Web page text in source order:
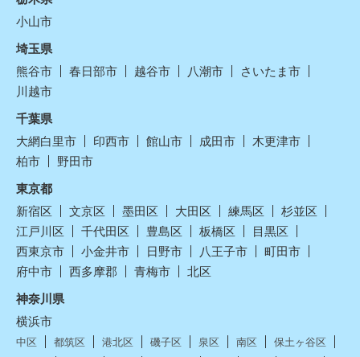
小山市
埼玉県
熊谷市
春日部市 越谷市 八潮市
さいたま市
川越市
千葉県
大網白里市
印西市 館山市 成田市
木更津市
柏市
野田市
東京都
新宿区
文京区 墨田区 大田区 練馬区
杉並区
江戸川区
千代田区 豊島区 板橋区
目黒区
西東京市
小金井市 日野市 八王子市
町田市
府中市
西多摩郡 青梅市
北区
神奈川県
横浜市
中区 都筑区 港北区 磯子区 泉区 南区
保土ヶ谷区